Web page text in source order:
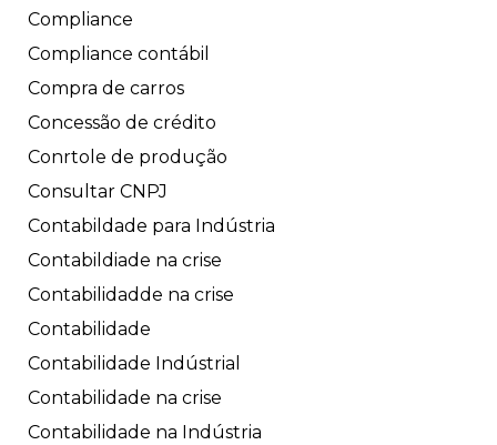
Compliance
Compliance contábil
Compra de carros
Concessão de crédito
Conrtole de produção
Consultar CNPJ
Contabildade para Indústria
Contabildiade na crise
Contabilidadde na crise
Contabilidade
Contabilidade Indústrial
Contabilidade na crise
Contabilidade na Indústria